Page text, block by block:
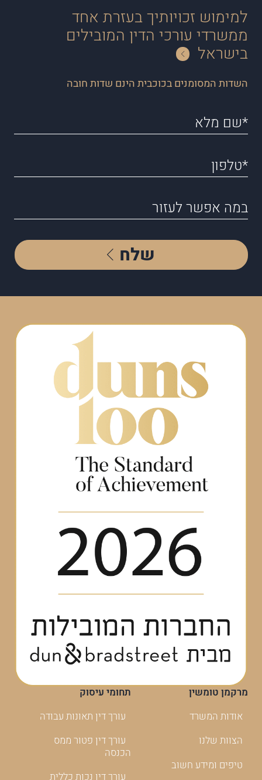
למימוש זכויותיך בעזרת אחד
ממשרדי עורכי הדין המובילים
בישראל
השדות המסומנים בכוכבית הינם שדות חובה
שלח
מרקמן טומשין
אודות המשרד
הצוות שלנו
טיפים ומידע חשוב
תחומי עיסוק
עורך דין תאונות עבודה
עורך דין פטור ממס
הכנסה
עורך דין נכות כללית